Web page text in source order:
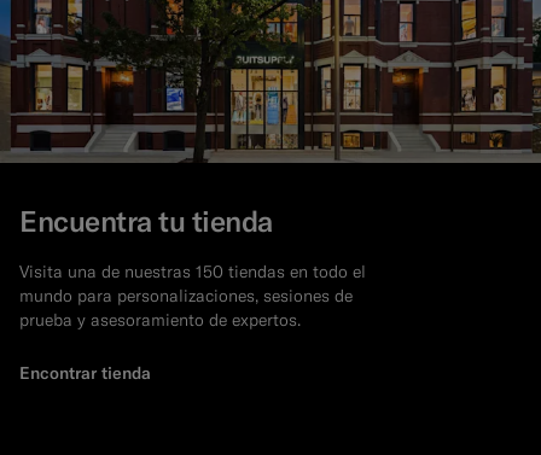
Encuentra tu tienda
Visita una de nuestras 150 tiendas en todo el
mundo para personalizaciones, sesiones de
prueba y asesoramiento de expertos.
Encontrar tienda